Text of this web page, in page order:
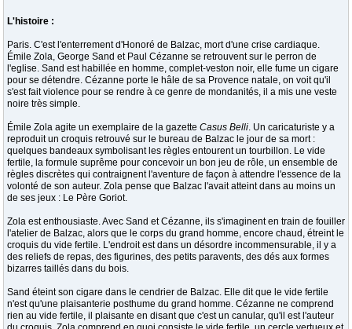
L'histoire :
Paris. C'est l'enterrement d'Honoré de Balzac, mort d'une crise cardiaque.
Émile Zola, George Sand et Paul Cézanne se retrouvent sur le perron de
l'eglise. Sand est habillée en homme, complet-veston noir, elle fume un cigare
pour se détendre. Cézanne porte le hâle de sa Provence natale, on voit qu'il
s'est fait violence pour se rendre à ce genre de mondanités, il a mis une veste
noire très simple.
Émile Zola agite un exemplaire de la gazette Casus Belli. Un caricaturiste y a
reproduit un croquis retrouvé sur le bureau de Balzac le jour de sa mort :
quelques bandeaux symbolisant les règles entourent un tourbillon. Le vide
fertile, la formule suprême pour concevoir un bon jeu de rôle, un ensemble de
règles discrètes qui contraignent l'aventure de façon à attendre l'essence de la
volonté de son auteur. Zola pense que Balzac l'avait atteint dans au moins un
de ses jeux : Le Père Goriot.
Zola est enthousiaste. Avec Sand et Cézanne, ils s'imaginent en train de fouiller
l'atelier de Balzac, alors que le corps du grand homme, encore chaud, étreint le
croquis du vide fertile. L'endroit est dans un désordre incommensurable, il y a
des reliefs de repas, des figurines, des petits paravents, des dés aux formes
bizarres taillés dans du bois.
Sand éteint son cigare dans le cendrier de Balzac. Elle dit que le vide fertile
n'est qu'une plaisanterie posthume du grand homme. Cézanne ne comprend
rien au vide fertile, il plaisante en disant que c'est un canular, qu'il est l'auteur